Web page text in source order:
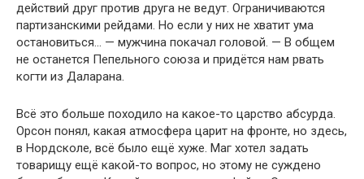
действий друг против друга не ведут. Ограничиваются
партизанскими рейдами. Но если у них не хватит ума
остановиться… — мужчина покачал головой. — В общем
не останется Пепельного союза и придётся нам рвать
когти из Даларана.
Всё это больше походило на какое-то царство абсурда.
Орсон понял, какая атмосфера царит на фронте, но здесь,
в Нордсколе, всё было ещё хуже. Маг хотел задать
товарищу ещё какой-то вопрос, но этому не суждено